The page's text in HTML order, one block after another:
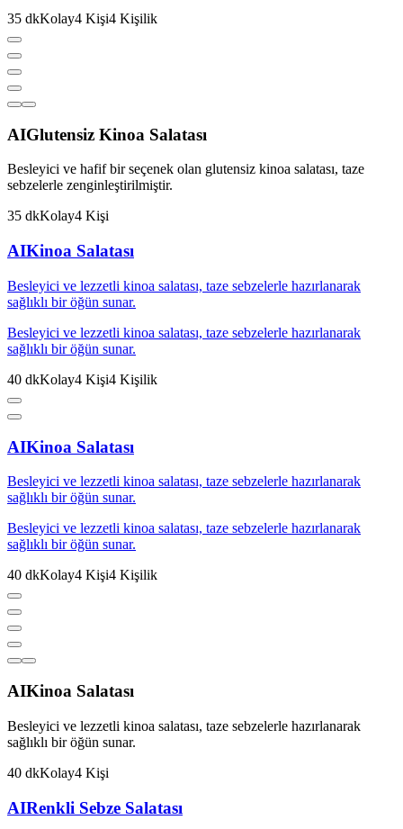
35 dkKolay4 Kişi4 Kişilik
AIGlutensiz Kinoa Salatası
Besleyici ve hafif bir seçenek olan glutensiz kinoa salatası, taze
sebzelerle zenginleştirilmiştir.
35 dkKolay4 Kişi
AIKinoa Salatası
Besleyici ve lezzetli kinoa salatası, taze sebzelerle hazırlanarak
sağlıklı bir öğün sunar.
Besleyici ve lezzetli kinoa salatası, taze sebzelerle hazırlanarak
sağlıklı bir öğün sunar.
40 dkKolay4 Kişi4 Kişilik
AIKinoa Salatası
Besleyici ve lezzetli kinoa salatası, taze sebzelerle hazırlanarak
sağlıklı bir öğün sunar.
Besleyici ve lezzetli kinoa salatası, taze sebzelerle hazırlanarak
sağlıklı bir öğün sunar.
40 dkKolay4 Kişi4 Kişilik
AIKinoa Salatası
Besleyici ve lezzetli kinoa salatası, taze sebzelerle hazırlanarak
sağlıklı bir öğün sunar.
40 dkKolay4 Kişi
AIRenkli Sebze Salatası